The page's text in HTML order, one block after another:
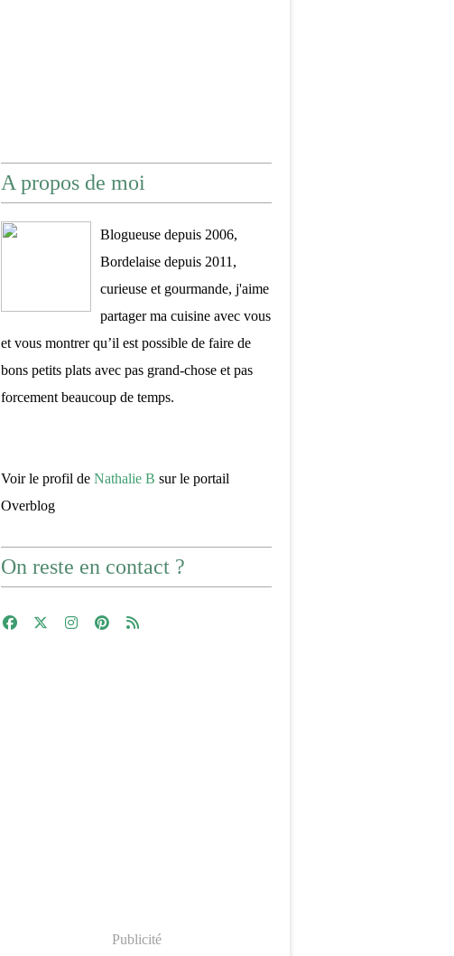
A propos de moi
Blogueuse depuis 2006,
Bordelaise depuis 2011,
curieuse et gourmande, j'aime
partager ma cuisine avec vous
et vous montrer qu’il est possible de faire de
bons petits plats avec pas grand-chose et pas
forcement beaucoup de temps.
Voir le profil de Nathalie B sur le portail
Overblog
On reste en contact ?
Publicité